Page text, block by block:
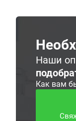
Наши
Как вам